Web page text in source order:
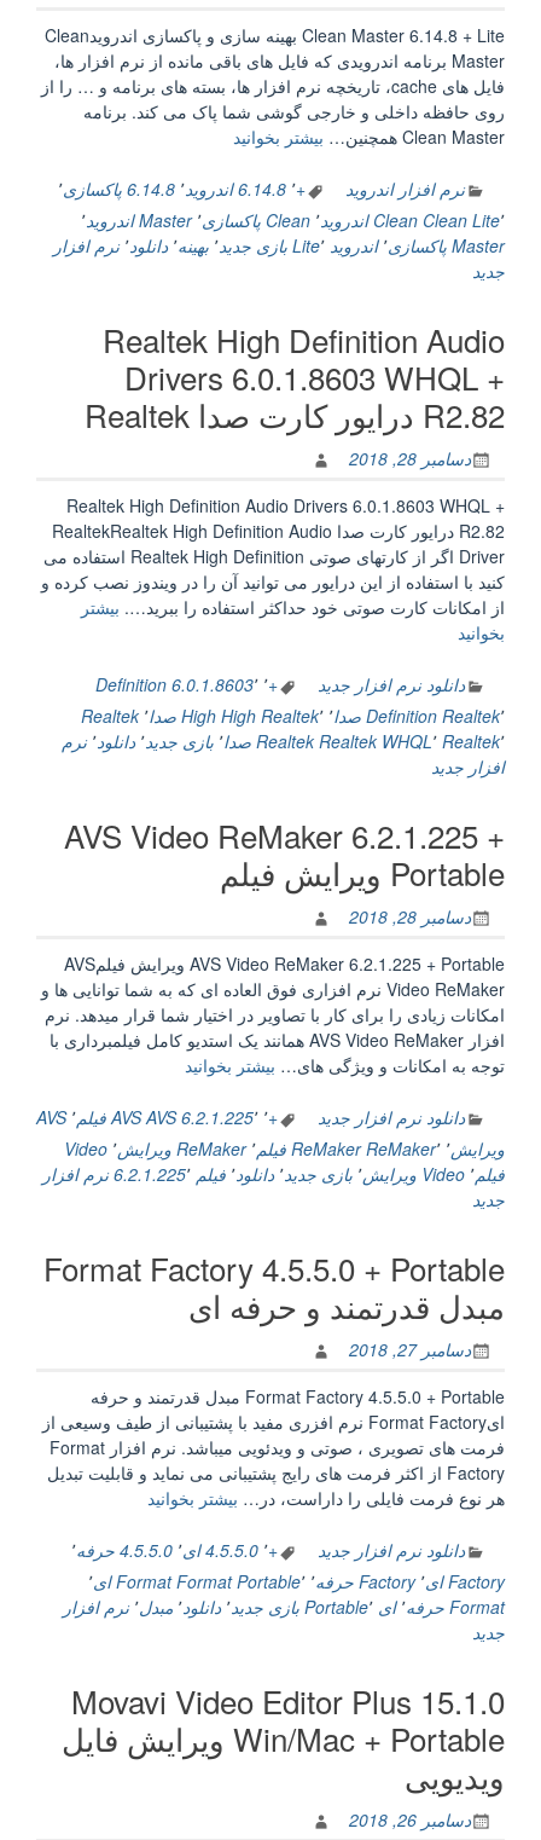
Clean Master 6.14.8 + Lite بهینه سازی و پاکسازی اندرویدClean
Master برنامه اندرویدی که فایل های باقی مانده از نرم افزار ها،
فایل های cache، تاریخچه نرم افزار ها، بسته های برنامه و … را از
روی حافظه داخلی و خارجی گوشی شما پاک می کند. برنامه
Clean Master همچنین…
بیشتر بخوانید
6.14.8
+
Lite
بهینه
پاکسازی
نرم افزار اندروید +٬ 6.14.8 اندروید ٬ 6.14.8 پاکسازی
٬
Clean Lite٬ Clean اندروید ٬ Clean پاکسازی ٬ Master اندروید
٬
Master پاکسازی
٬ اندروید Lite ٬ بازی جدید٬ بهینه٬ دانلود٬ نرم افزار
جدید
Realtek High Definition Audio
Drivers 6.0.1.8603 WHQL +
R2.82 درايور کارت صدا Realtek
دسامبر 28, 2018
Realtek High Definition Audio Drivers 6.0.1.8603 WHQL +
R2.82 درايور کارت صدا RealtekRealtek High Definition Audio
Driver اگر از کارتهای صوتی Realtek High Definition استفاده می
کنید با استفاده از این درایور می توانید آن را در ویندوز نصب کرده و
از امکانات کارت صوتی خود حداکثر استفاده را ببرید…. بیشتر
بخوانید
Definition
Audio
Drivers
WHQL
R2.82
درايور
کارت
صدا
Realtek”
دانلود نرم افزار جدید +٬ 6.0.1.8603٬
Definition
Realtek٬ Definition صدا ٬ High Realtek٬ High صدا ٬ Realtek
Realtek٬ Realtek WHQL٬ Realtek صدا ٬ بازی جدید٬ دانلود٬ نرم
افزار جدید
AVS Video ReMaker 6.2.1.225 +
Portable ویرایش فیلم
دسامبر 28, 2018
AVS Video ReMaker 6.2.1.225 + Portable ویرایش فیلمAVS
Video ReMaker نرم افزاری فوق العاده ای که به شما توانایی ها و
امکانات زیادی را برای کار با تصاویر در اختیار شما قرار میدهد. نرم
افزار AVS Video ReMaker همانند یک استدیو کامل فیلمبرداری با
توجه به امکانات و ویژگی های… بیشتر بخوانید
ReMaker
6.2.1.225
+
دانلود نرم افزار جدید +٬ AVS 6.2.1.225٬ AVS فیلم ٬ AVS
ویرایش٬ ReMaker٬ ReMaker فیلم ٬ ReMaker ویرایش ٬ Video
فیلم٬ Video ویرایش ٬ بازی جدید٬ دانلود٬ فیلم 6.2.1.225 ٬
نرم افزار
جدید
Format Factory 4.5.5.0 + Portable
مبدل قدرتمند و حرفه ای
دسامبر 27, 2018
Format Factory 4.5.5.0 + Portable مبدل قدرتمند و حرفه
ایFormat Factory نرم افزری مفید با پشتیبانی از طیف وسیعی از
فرمت های تصویری ، صوتی و ویدئویی میباشد. نرم افزار Format
Factory از اکثر فرمت های رایج پشتیبانی می نماید و قابلیت تبدیل
هر نوع فرمت فایلی را داراست، در… بیشتر بخوانید
4.5.5.0
+
Portable
مبدل
حرفه
دانلود نرم افزار جدید +٬ 4.5.5.0 ای ٬ 4.5.5.0 حرفه
٬
Factory ای
٬ Factory حرفه ٬ Format Portable٬ Format ای
٬
Format حرفه
٬ ای Portable ٬ بازی جدید٬ دانلود٬ مبدل٬ نرم افزار
جدید
Movavi Video Editor Plus 15.1.0
Win/Mac + Portable ویرایش فایل
ویدیویی
دسامبر 26, 2018